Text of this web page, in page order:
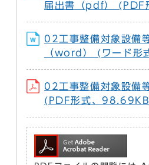
届出書（pdf）
02工事整備対象設備
（word） (ワード
02工事整備対象設備
(PDF形式、